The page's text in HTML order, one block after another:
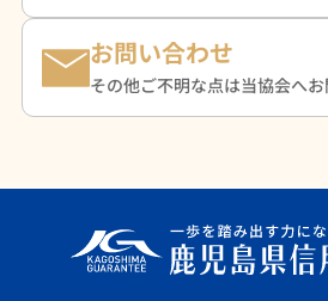
お問い合わせ
その他ご不明な点は当協会へお